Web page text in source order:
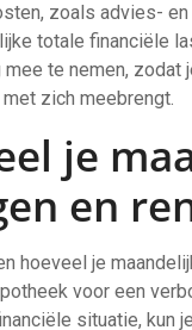
zoals advies-
totale financiële
te nemen,
zich meebrengt.
je
en
hoeveel je
voor een
situatie, kun